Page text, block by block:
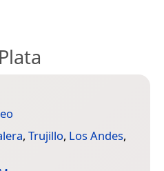
, Trujillo, Los Andes,